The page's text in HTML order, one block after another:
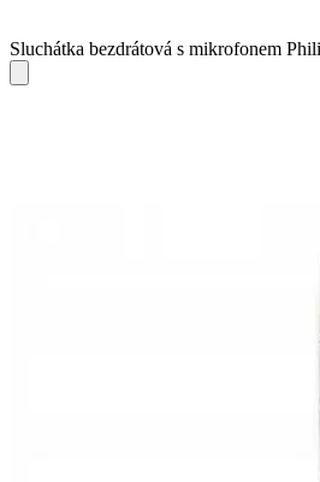
Sluchátka bezdrátová s mikrofonem